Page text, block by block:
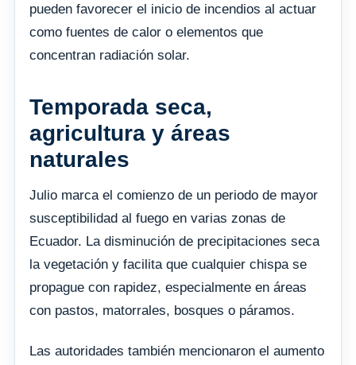
pueden favorecer el inicio de incendios al actuar
como fuentes de calor o elementos que
concentran radiación solar.
Temporada seca,
agricultura y áreas
naturales
Julio marca el comienzo de un periodo de mayor
susceptibilidad al fuego en varias zonas de
Ecuador. La disminución de precipitaciones seca
la vegetación y facilita que cualquier chispa se
propague con rapidez, especialmente en áreas
con pastos, matorrales, bosques o páramos.
Las autoridades también mencionaron el aumento